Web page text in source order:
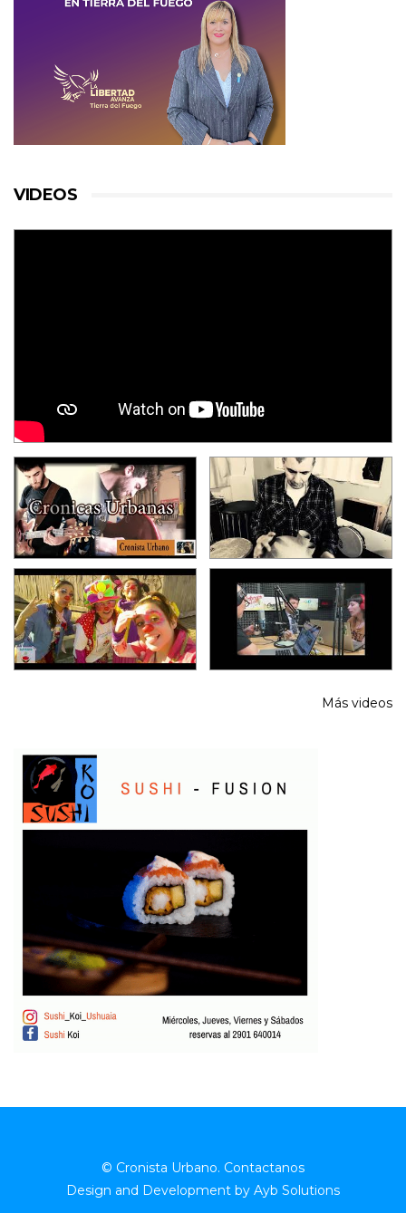
VIDEOS
Más videos
© Cronista Urbano. Contactanos
Design and Development by Ayb Solutions